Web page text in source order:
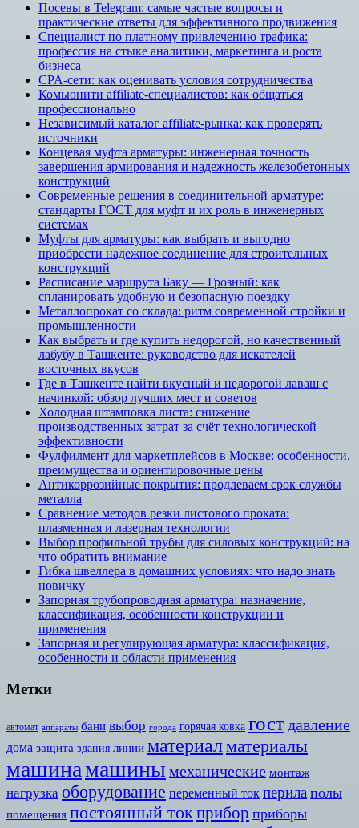
Посевы в Telegram: самые частые вопросы и
практические ответы для эффективного продвижения
Специалист по платному привлечению трафика:
профессия на стыке аналитики, маркетинга и роста
бизнеса
CPA-сети: как оценивать условия сотрудничества
Комьюнити affiliate-специалистов: как общаться
профессионально
Независимый каталог affiliate-рынка: как проверять
источники
Концевая муфта арматуры: инженерная точность
завершения армирования и надежность железобетонных
конструкций
Современные решения в соединительной арматуре:
стандарты ГОСТ для муфт и их роль в инженерных
системах
Муфты для арматуры: как выбрать и выгодно
приобрести надежное соединение для строительных
конструкций
Расписание маршрута Баку — Грозный: как
спланировать удобную и безопасную поездку
Металлопрокат со склада: ритм современной стройки и
промышленности
Как выбрать и где купить недорогой, но качественный
лабубу в Ташкенте: руководство для искателей
восточных вкусов
Где в Ташкенте найти вкусный и недорогой лаваш с
начинкой: обзор лучших мест и советов
Холодная штамповка листа: снижение
производственных затрат за счёт технологической
эффективности
Фулфилмент для маркетплейсов в Москве: особенности,
преимущества и ориентировочные цены
Антикоррозийные покрытия: продлеваем срок службы
металла
Сравнение методов резки листового проката:
плазменная и лазерная технологии
Выбор профильной трубы для силовых конструкций: на
что обратить внимание
Гибка швеллера в домашних условиях: что надо знать
новичку
Запорная трубопроводная арматура: назначение,
классификация, особенности конструкции и
применения
Запорная и регулирующая арматура: классификация,
особенности и области применения
Метки
автомат аппараты бани выбор города горячая ковка гостдавление
дома защита здания линии материалматериалы
машинамашины механические монтаж
нагрузка оборудование переменный ток перила полы
помещения постоянный токприбор приборы